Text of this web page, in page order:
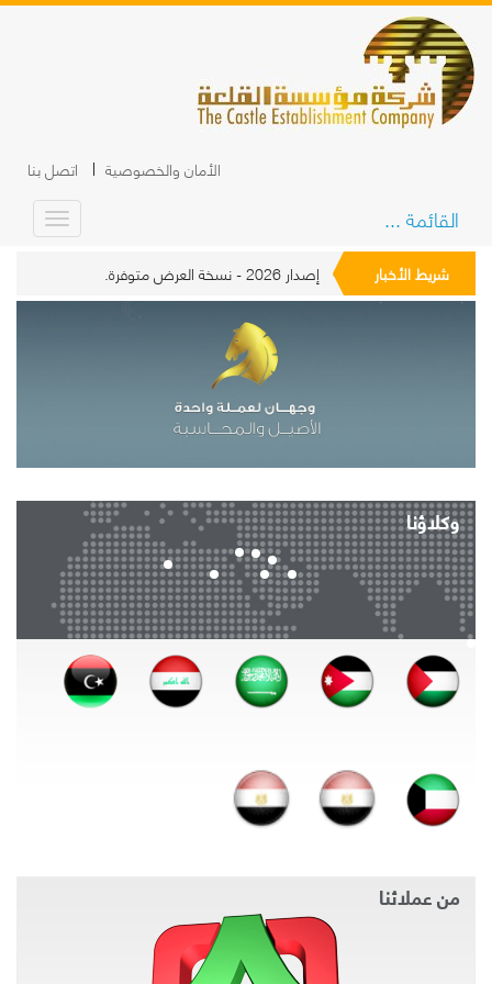
الأمان والخصوصية اتصل بنا
القائمة ...
شريط الأخبار إصدار 2026 - نسخة العرض متوفرة.
وكلاؤنا
من عملائنا